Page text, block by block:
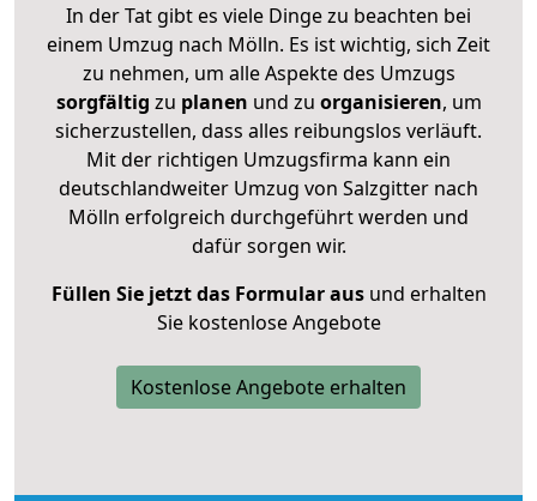
In der Tat gibt es viele Dinge zu beachten bei
einem Umzug nach Mölln. Es ist wichtig, sich Zeit
zu nehmen, um alle Aspekte des Umzugs
sorgfältig zu planen und zu organisieren, um
sicherzustellen, dass alles reibungslos verläuft.
Mit der richtigen Umzugsfirma kann ein
deutschlandweiter Umzug von Salzgitter nach
Mölln erfolgreich durchgeführt werden und
dafür sorgen wir.
Füllen Sie jetzt das Formular ausund erhalten
Sie kostenlose Angebote
Kostenlose Angebote erhalten